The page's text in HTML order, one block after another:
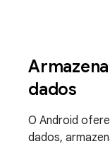
dados
O Android
dados,